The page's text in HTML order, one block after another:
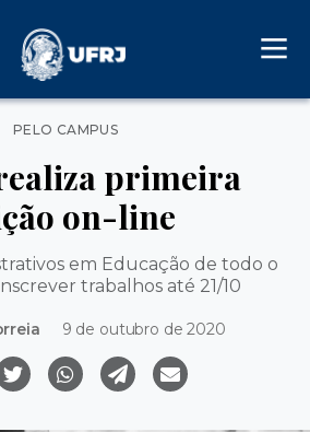
Categorias
PELO CAMPUS
primeira
on-line
em Educação de todo o
trabalhos até 21/10
9 de outubro de 2020